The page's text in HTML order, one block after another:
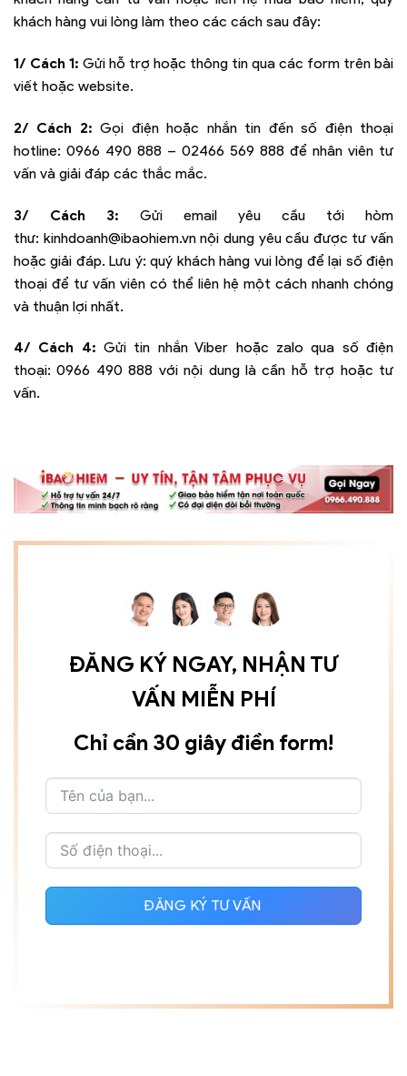
khách hàng vui lòng làm theo các cách sau đây:
1/ Cách 1: Gửi hỗ trợ hoặc thông tin qua các form trên bài
viết hoặc website.
2/ Cách 2: Gọi điện hoặc nhắn tin đến số điện thoại
hotline: 0966 490 888 – 02466 569 888 để nhân viên tư
vấn và giải đáp các thắc mắc.
3/ Cách 3: Gửi email yêu cầu tới hòm
thư: kinhdoanh@ibaohiem.vnnội dung yêu cầu được tư vấn
hoặc giải đáp. Lưu ý: quý khách hàng vui lòng để lại số điện
thoại để tư vấn viên có thể liên hệ một cách nhanh chóng
và thuận lợi nhất.
4/ Cách 4: Gửi tin nhắn Viber hoặc zalo qua số điện
thoại:0966 490 888 với nội dung là cần hỗ trợ hoặc tư
vấn.
ĐĂNG KÝ NGAY, NHẬN TƯ
VẤN MIỄN PHÍ
Chỉ cần 30 giây điền form!
ĐĂNG KÝ TƯ VẤN